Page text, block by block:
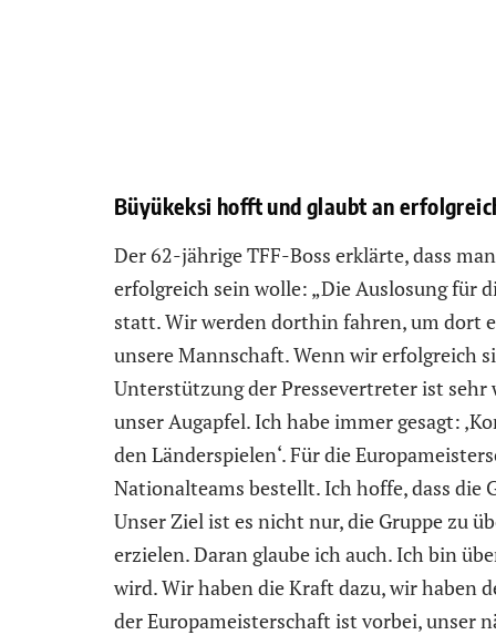
Büyükeksi hofft und glaubt an
Der 62-jährige TFF-Boss erklärte, dass
erfolgreich sein wolle: „Die Auslosung für
statt. Wir werden dorthin fahren, um dort
unsere Mannschaft. Wenn wir erfolgreich
Unterstützung der Pressevertreter ist
unser Augapfel. Ich habe immer gesagt:
den Länderspielen‘. Für die
Nationalteams bestellt. Ich hoffe, dass die
Unser Ziel ist es nicht nur, die Gruppe zu
erzielen. Daran glaube ich auch. Ich bin
wird. Wir haben die Kraft dazu, wir haben
der Europameisterschaft ist vorbei, unser